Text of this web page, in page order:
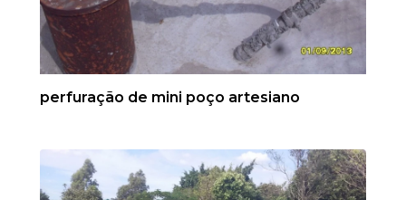
perfuração de mini poço artesiano